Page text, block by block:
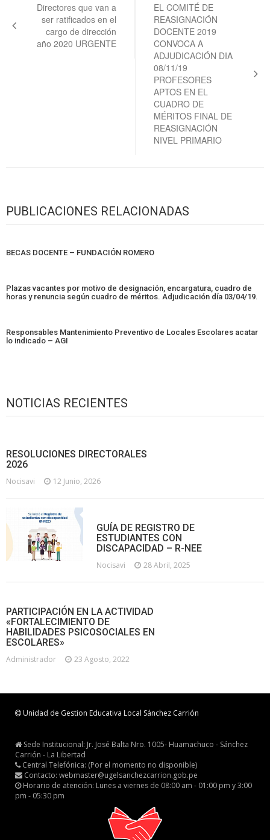
entradas
Directores que van a
ser ratificados en el
cargo de dirección
año 2020 URGENTE
EL COMITÉ DE
REASIGNACIÓN
DOCENTE 2019
CONVOCA A
ADJUDICACIÓN DIA
08/11/19
PROFESORES
APTOS EN EL
CUADRO DE
MÉRITOS FINAL DE
REASIGNACIÓN
NIVEL PRIMARIO
PUBLICACIONES RELACIONADAS
BECAS DOCENTE – FUNDACIÓN ROMERO
Plazas vacantes por motivo de designación, encargatura, cuadro de
horas y renuncia según cuadro de méritos. Adjudicación día 03/04/19.
Responsables Mantenimiento Preventivo de Locales Escolares acatar
lo indicado – AGI
NOTICIAS RECIENTES
RESOLUCIONES DIRECTORALES
2026
Nocisavi 12 Junio, 2026
GUÍA DE REGISTRO DE
ESTUDIANTES CON
DISCAPACIDAD – R-NEE
Nocisavi 28 Abril, 2025
PARTICIPACIÓN EN LA ACTIVIDAD
«FORTALECIMIENTO DE
HABILIDADES PSICOSOCIALES EN
ESCOLARES»
Administrador 23 Agosto, 2022
Unidad de Gestion Educativa Local Sánchez Carrión
Sede Institucional: Jr. José Balta Nro. 1005- Huamachuco - Sánchez
Carrión - La Libertad
Central Telefónica: (Por el momento no disponible)
Contacto: webmaster@ugelsanchezcarrion.gob.pe
Horario de atención: Lunes a viernes de 08:00 am - 01:00 pm y 3:00
pm - 05:30 pm